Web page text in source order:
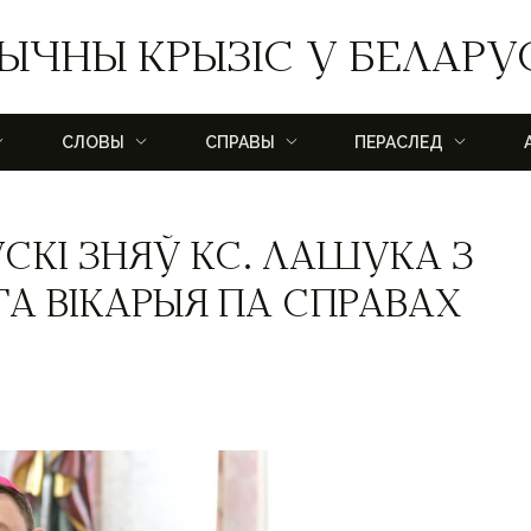
КРЫЗІС У
СЛОВЫ СПРАВЫ ПЕРАСЛЕД
ЗНЯЎ КС. ЛАШУКА З
ВІКАРЫЯ ПА СПРАВАХ